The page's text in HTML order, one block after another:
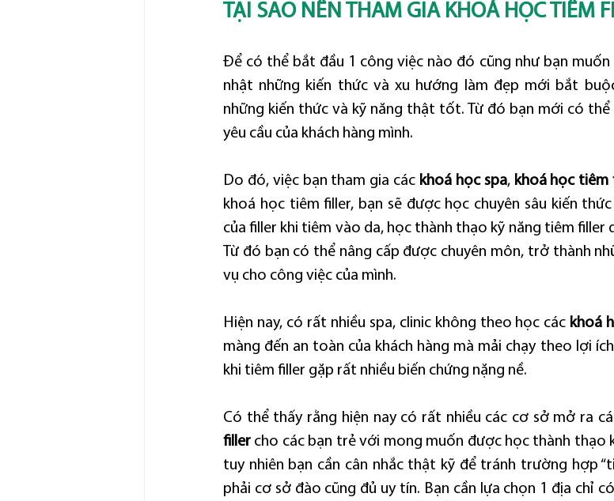
TẠI SAO NÊN THAM GIA KHOÁ HỌC TIÊM
Để có thể bắt đầu 1 công việc nào đó cũng như bạn
nhật những kiến thức và xu hướng làm đẹp mới bắt
những kiến thức và kỹ năng thật tốt. Từ đó bạn mới có thể
yêu cầu của khách hàng mình.
Do đó, việc bạn tham gia các khoá học spa, khoá học tiêm
khoá học tiêm filler, bạn sẽ được học chuyên sâu kiến
của filler khi tiêm vào da, học thành thạo kỹ năng tiêm filler
Từ đó bạn có thể nâng cấp được chuyên môn, trở thành
vụ cho công việc của mình.
Hiện nay, có rất nhiều spa, clinic không theo học các khoá
màng đến an toàn của khách hàng mà mải chạy theo lợi
khi tiêm filler gặp rất nhiều biến chứng nặng nề.
Có thể thấy rằng hiện nay có rất nhiều các cơ sở mở ra
filler cho các bạn trẻ với mong muốn được học thành thạo
tuy nhiên bạn cần cân nhắc thật kỹ để tránh trường hợp
phải cơ sở đào cũng đủ uy tín. Bạn cần lựa chọn 1 địa chỉ